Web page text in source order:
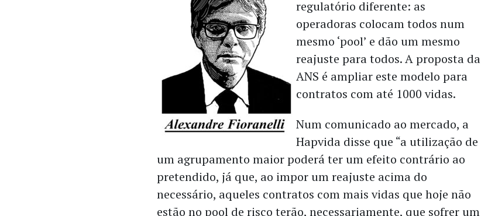
regulatório diferente: as
operadoras colocam todos num
mesmo ‘pool’ e dão um mesmo
reajuste para todos. A proposta da
ANS é ampliar este modelo para
contratos com até 1000 vidas.
Num comunicado ao mercado, a
Hapvida disse que “a utilização de
um agrupamento maior poderá ter um efeito contrário ao
pretendido, já que, ao impor um reajuste acima do
necessário, aqueles contratos com mais vidas que hoje não
estão no pool de risco terão, necessariamente, que sofrer um